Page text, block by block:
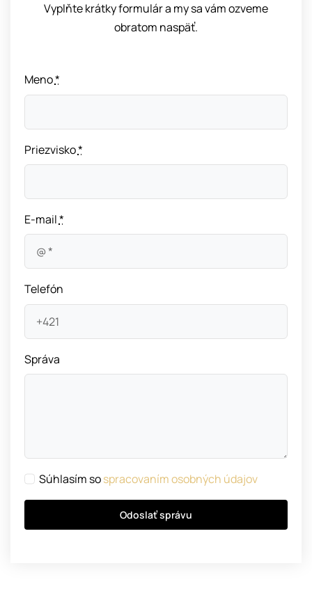
Vyplňte krátky formulár a my sa vám ozveme
obratom naspäť.
Meno*
Priezvisko*
E-mail*
Telefón
Správa
Súhlasím sospracovaním osobných údajov
Odoslať správu